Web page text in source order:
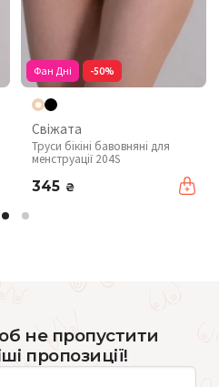
Фан Дні -50%
Свіжата
Труси бікіні бавовняні для
менструації 204S
345 ₴
не пропустити
пропозиції!